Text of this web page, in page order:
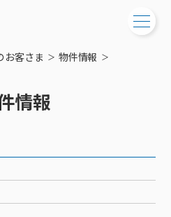
住宅
変更
お客さま
物件情報
情報